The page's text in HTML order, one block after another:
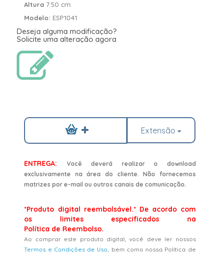
Altura 7.50 cm
Modelo: ESP1041
Deseja alguma modificação?
Solicite uma alteração agora
Extensão
ENTREGA:
Você deverá realizar o download
exclusivamente na área do cliente. Não fornecemos
matrizes por e-mail ou outros canais de comunicação.
*Produto digital reembolsável.* De acordo com
os limites especificados na
Política de Reembolso.
Ao comprar este produto digital, você deve ler nossos
Termos e Condições de Uso, bem como nossa Política de